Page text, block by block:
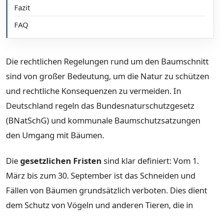
Fazit
FAQ
Die rechtlichen Regelungen rund um den Baumschnitt
sind von großer Bedeutung, um die Natur zu schützen
und rechtliche Konsequenzen zu vermeiden. In
Deutschland regeln das Bundesnaturschutzgesetz
(BNatSchG) und kommunale Baumschutzsatzungen
den Umgang mit Bäumen.
Diegesetzlichen Fristen sind klar definiert: Vom 1.
März bis zum 30. September ist das Schneiden und
Fällen von Bäumen grundsätzlich verboten. Dies dient
dem Schutz von Vögeln und anderen Tieren, die in